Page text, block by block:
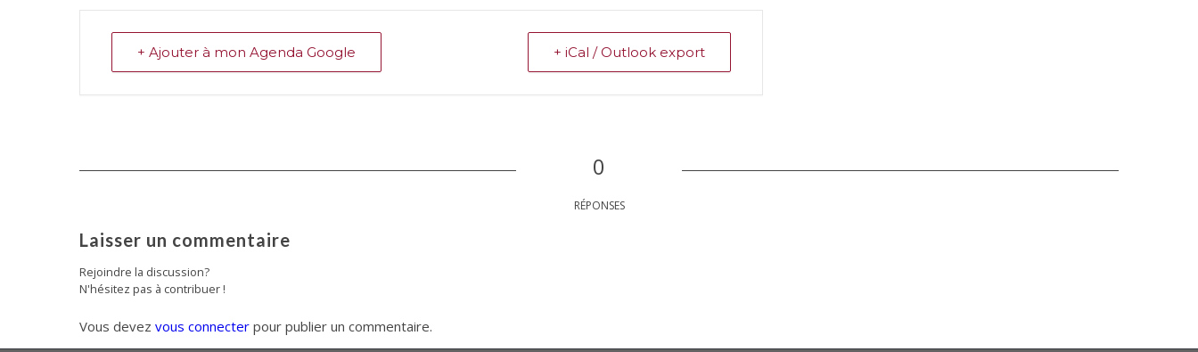
+ Ajouter à mon Agenda Google + iCal / Outlook export
0
RÉPONSES
Laisser un commentaire
Rejoindre la discussion?
N'hésitez pas à contribuer !
Vous devez vous connecter pour publier un commentaire.